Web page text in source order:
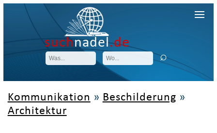
suchnadel.de
Kommunikation » Beschilderung »
Architektur